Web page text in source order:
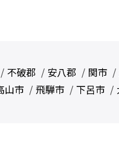
不破郡 安八郡 関市
山市 飛騨市 下呂市